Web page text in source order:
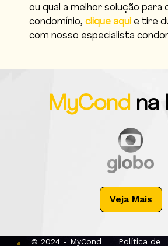
ou qual a melhor solução para
condomínio, clique aqui e tire
com nosso especialista
MyCond na
Veja Mais
© 2024 - MyCond Política de